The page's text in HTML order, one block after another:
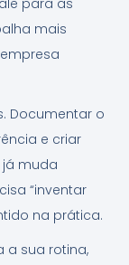
para as
mais
Documentar o
e criar
muda
“inventar
na prática.
a sua rotina,